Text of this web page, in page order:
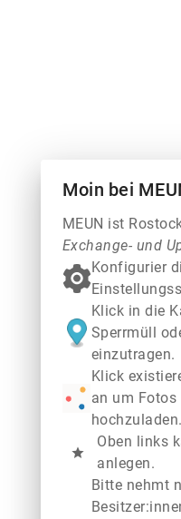
Moin bei
MEUN ist
Exchange- und
Konfigurier
Klick in die
Sperrmüll
einzutragen.
Klick
an um Fotos
hochzuladen.
star
Oben links
anlegen.
Bitte nehmt